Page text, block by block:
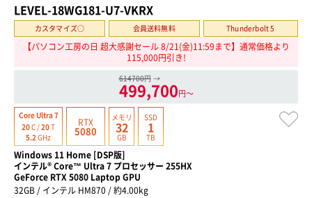
LEVEL-18WG181-U7-VKRX
カスタマイズ○ 会員送料無料 Thunderbolt 5
【パソコン工房の日 超大感謝セール 8/21(金)11:59まで】通常価格より
115,000円引き!
614700円 →
499,700円〜
Core Ultra 7
20C /20T
5.2GHz
RTX
5080
メモリ
32
GB
SSD
1
TB
Windows 11 Home [DSP版]
インテル® Core™ Ultra 7 プロセッサー 255HX
GeForce RTX 5080 Laptop GPU
32GB / インテル HM870 / 約4.00kg